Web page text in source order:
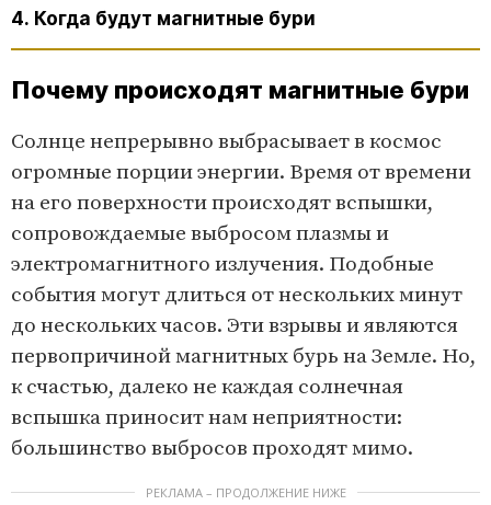
4. Когда будут магнитные бури
Почему происходят магнитные бури
Солнце непрерывно выбрасывает в космос
огромные порции энергии. Время от времени
на его поверхности происходят вспышки,
сопровождаемые выбросом плазмы и
электромагнитного излучения. Подобные
события могут длиться от нескольких минут
до нескольких часов. Эти взрывы и являются
первопричиной магнитных бурь на Земле. Но,
к счастью, далеко не каждая солнечная
вспышка приносит нам неприятности:
большинство выбросов проходят мимо.
РЕКЛАМА – ПРОДОЛЖЕНИЕ НИЖЕ